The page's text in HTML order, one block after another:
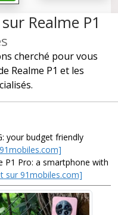
Realme P1
cherché pour vous
Realme P1 et les
your budget friendly
P1 Pro: a smartphone with
sur 91mobiles.com]